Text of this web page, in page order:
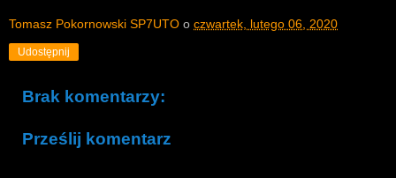
Tomasz Pokornowski SP7UTO o czwartek, lutego 06, 2020
Udostępnij
Brak komentarzy:
Prześlij komentarz